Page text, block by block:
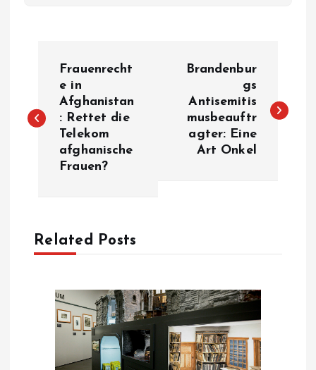
s
a
v
Frauenrecht
e in
Afghanistan
: Rettet die
Telekom
afghanische
Frauen?
Brandenbur
gs
Antisemitis
musbeauftr
agter: Eine
Art Onkel
Related Posts